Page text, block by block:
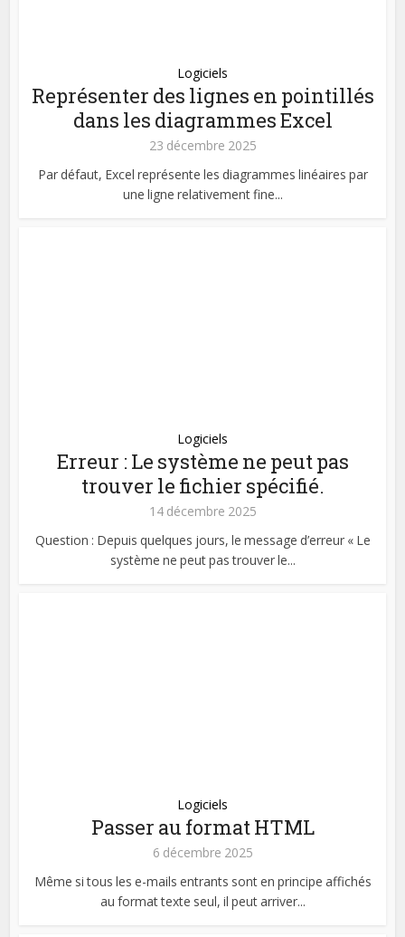
Logiciels
Représenter des lignes en pointillés
dans les diagrammes Excel
23 décembre 2025
Par défaut, Excel représente les diagrammes linéaires par
une ligne relativement fine...
Logiciels
Erreur : Le système ne peut pas
trouver le fichier spécifié.
14 décembre 2025
Question : Depuis quelques jours, le message d’erreur « Le
système ne peut pas trouver le...
Logiciels
Passer au format HTML
6 décembre 2025
Même si tous les e-mails entrants sont en principe affichés
au format texte seul, il peut arriver...